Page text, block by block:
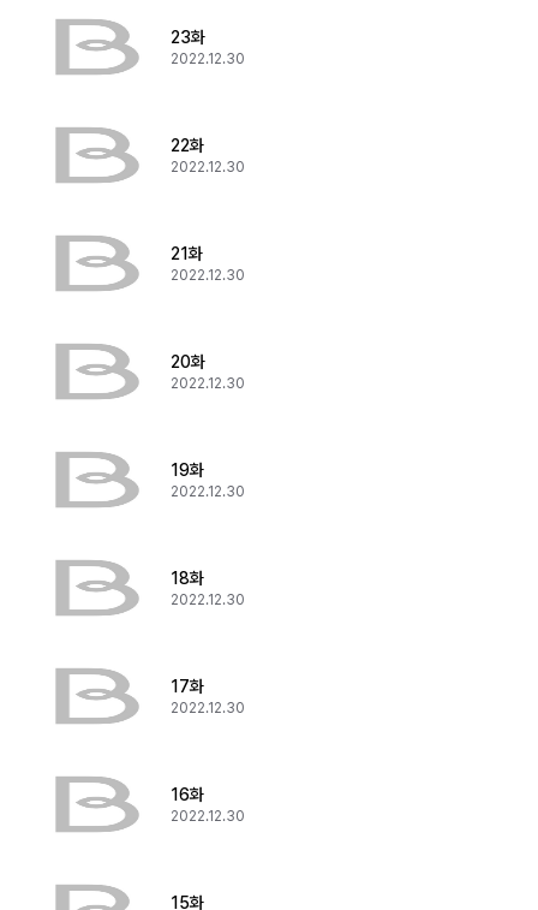
23화
2022.12.30
22화
2022.12.30
21화
2022.12.30
20화
2022.12.30
19화
2022.12.30
18화
2022.12.30
17화
2022.12.30
16화
2022.12.30
15화